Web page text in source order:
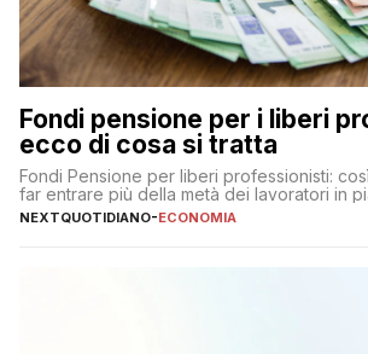
Fondi pensione per i liberi
ecco di cosa si tratta
Fondi Pensione per liberi professionisti:
far entrare più della metà dei lavoratori in
NEXTQUOTIDIANO-ECONOMIA